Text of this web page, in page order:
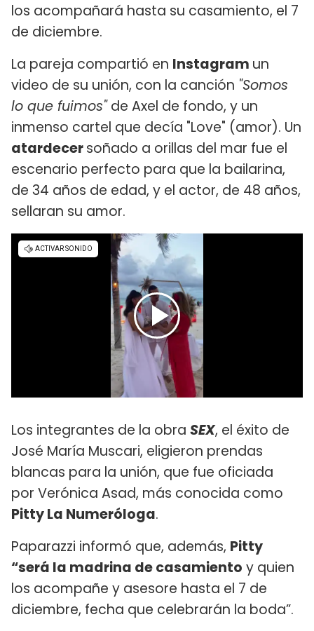
los acompañará hasta su casamiento, el 7
de diciembre.
La pareja compartió en Instagram un
video de su unión, con la canción "Somos
lo que fuimos"de Axel de fondo, y un
inmenso cartel que decía "Love" (amor). Un
atardecersoñado a orillas del mar fue el
escenario perfecto para que la bailarina,
de 34 años de edad, y el actor, de 48 años,
sellaran su amor.
Los integrantes de la obra SEX, el éxito de
José María Muscari, eligieron prendas
blancas para la unión, que fue oficiada
por Verónica Asad, más conocida como
Pitty La Numeróloga.
Paparazzi informó que, además, Pitty
“será la madrina de casamiento y quien
los acompañe y asesore hasta el 7 de
diciembre, fecha que celebrarán la boda”.